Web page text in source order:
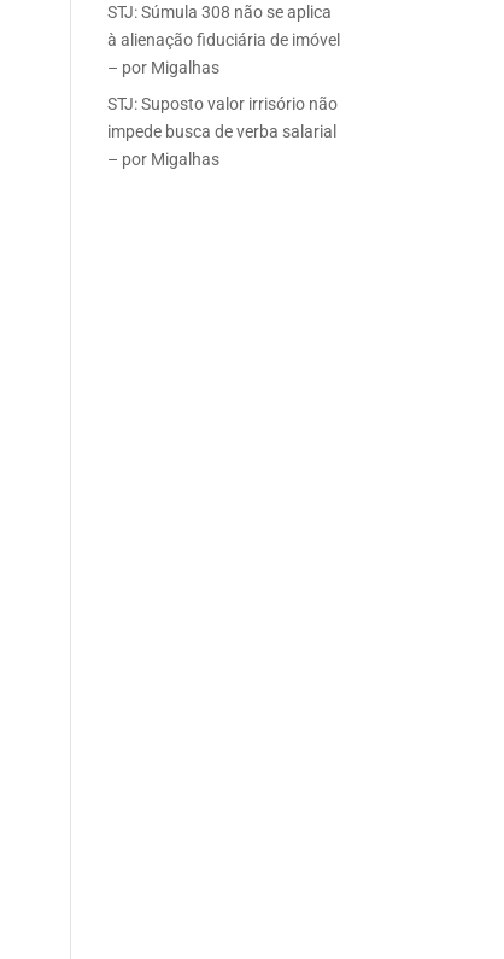
STJ: Súmula 308 não se aplica
à alienação fiduciária de imóvel
– por Migalhas
STJ: Suposto valor irrisório não
impede busca de verba salarial
– por Migalhas